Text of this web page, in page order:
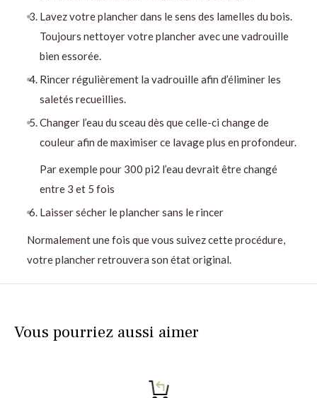
Lavez votre plancher dans le sens des lamelles du bois.
Toujours nettoyer votre plancher avec une vadrouille
bien essorée.
Rincer régulièrement la vadrouille afin d’éliminer les
saletés recueillies.
Changer l’eau du sceau dès que celle-ci change de
couleur afin de maximiser ce lavageplus en profondeur.
Par exemple pour 300 pi2 l’eau devrait être changé
entre 3 et 5 fois
Laisser sécher le plancher sans le rincer
Normalement une fois que vous suivez cette procédure,
votre plancher retrouvera son état original.
Vous pourriez aussi aimer